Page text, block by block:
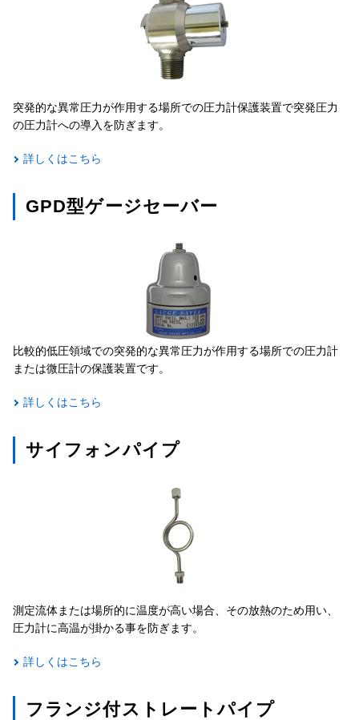
突発的な異常圧力が作用する場所での圧力計保護装置で突発圧力
の圧力計への導入を防ぎます。
詳しくはこちら
GPD型ゲージセーバー
比較的低圧領域での突発的な異常圧力が作用する場所での圧力計
または微圧計の保護装置です。
詳しくはこちら
サイフォンパイプ
測定流体または場所的に温度が高い場合、その放熱のため用い、
圧力計に高温が掛かる事を防ぎます。
詳しくはこちら
フランジ付ストレートパイプ